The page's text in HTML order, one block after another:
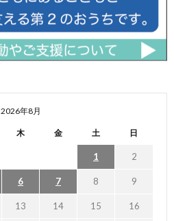
2026年8月
木 金 土 日
1 2
6 7 8 9
13 14 15 16